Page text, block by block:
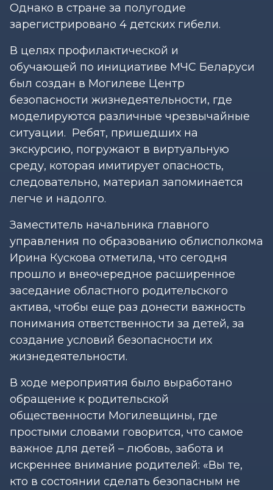
Однако в стране за полугодие
зарегистрировано 4 детских гибели.
В целях профилактической и
обучающей по инициативе МЧС Беларуси
был создан в Могилеве Центр
безопасности жизнедеятельности, где
моделируются различные чрезвычайные
ситуации. Ребят, пришедших на
экскурсию, погружают в виртуальную
среду, которая имитирует опасность,
следовательно, материал запоминается
легче и надолго.
Заместитель начальника главного
управления по образованию облисполкома
Ирина Кускова отметила, что сегодня
прошло и внеочередное расширенное
заседание областного родительского
актива, чтобы еще раз донести важность
понимания ответственности за детей, за
создание условий безопасности их
жизнедеятельности.
В ходе мероприятия было выработано
обращение к родительской
общественности Могилевщины, где
простыми словами говорится, что самое
важное для детей – любовь, забота и
искреннее внимание родителей: «Вы те,
кто в состоянии сделать безопасным не